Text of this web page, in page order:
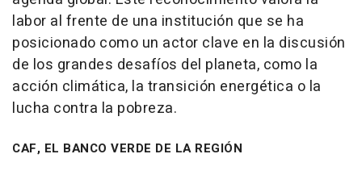
labor al frente de una institución que se ha
posicionado como un actor clave en la discusión
de los grandes desafíos del planeta, como la
acción climática, la transición energética o la
lucha contra la pobreza.
CAF, EL BANCO VERDE DE LA REGIÓN